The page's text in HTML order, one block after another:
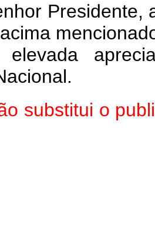
Presidente,
substitui o